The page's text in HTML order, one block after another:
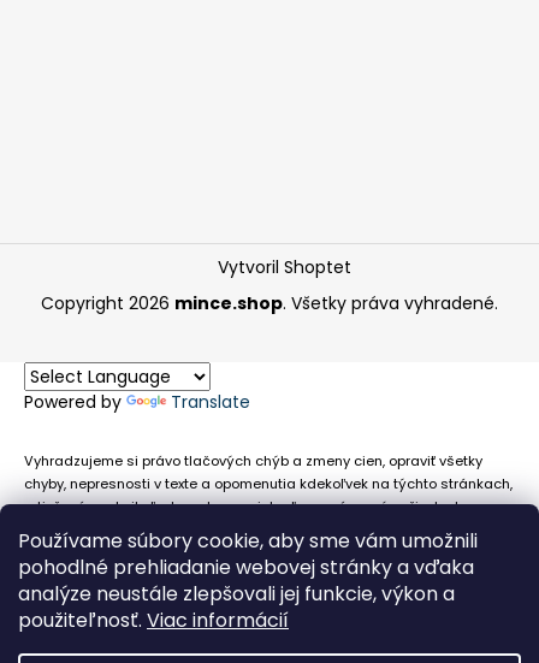
Používame súbory cookie, aby sme vám umožnili
pohodlné prehliadanie webovej stránky a vďaka
analýze neustále zlepšovali jej funkcie, výkon a
použiteľnosť. Viac informácií
Vytvoril Shoptet
Copyright 2026 mince.shop. Všetky práva vyhradené.
Powered by Translate
Vyhradzujeme si právo tlačových chýb a zmeny cien, opraviť všetky
chyby, nepresnosti v texte a opomenutia kdekoľvek na týchto stránkach,
a tiež právo akejkoľvek osobe zamietnuť neoprávnenú požiadavku na
chybne uvedený text. Na stránkach sa môžu vyskytnúť technické
nepresnosti a typografické chyby alebo opomenutia v súvislosti s
informáciami zobrazenými na týchto stránkach, nevyplýva nám žiadna
povinnosť ani zodpovednosť v prípade, že sa spoliehajú na nepresné
informácie poskytované na týchto stránkach.